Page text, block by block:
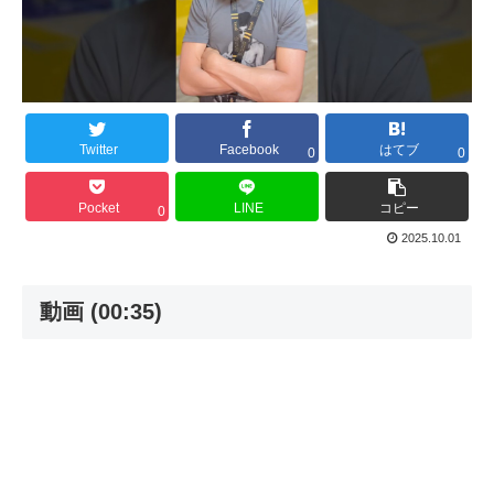
Twitter Facebook 0 はてブ 0
Pocket 0 LINE コピー
2025.10.01
動画 (00:35)